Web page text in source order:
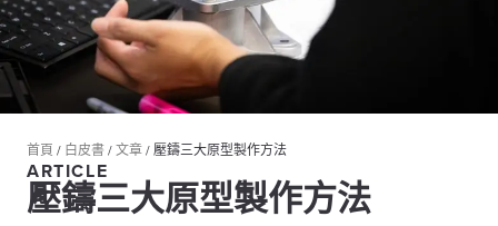
首頁 / 白皮書/文章/壓鑄三大原型製作方法
ARTICLE
壓鑄三大原型製作方法